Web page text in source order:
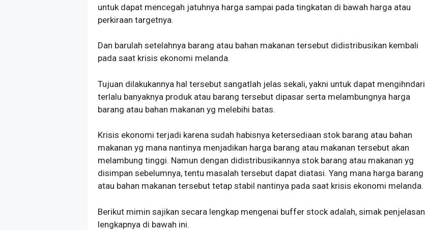
untuk dapat mencegah jatuhnya harga sampai pada tingkatan di bawah harga atau
perkiraan targetnya.
Dan barulah setelahnya barang atau bahan makanan tersebut didistribusikan kembali
pada saat krisis ekonomi melanda.
Tujuan dilakukannya hal tersebut sangatlah jelas sekali, yakni untuk dapat mengihndari
terlalu banyaknya produk atau barang tersebut dipasar serta melambungnya harga
barang atau bahan makanan yg melebihi batas.
Krisis ekonomi terjadi karena sudah habisnya ketersediaan stok barang atau bahan
makanan yg mana nantinya menjadikan harga barang atau makanan tersebut akan
melambung tinggi. Namun dengan didistribusikannya stok barang atau makanan yg
disimpan sebelumnya, tentu masalah tersebut dapat diatasi. Yang mana harga barang
atau bahan makanan tersebut tetap stabil nantinya pada saat krisis ekonomi melanda.
Berikut mimin sajikan secara lengkap mengenai buffer stock adalah, simak penjelasan
lengkapnya di bawah ini.